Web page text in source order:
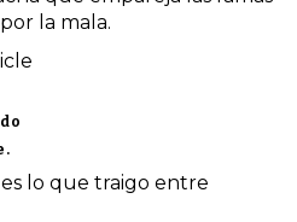
la mala.
lo que traigo entre